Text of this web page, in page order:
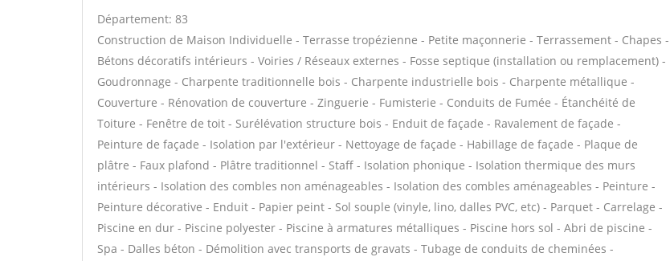
Département: 83
Construction de Maison Individuelle - Terrasse tropézienne - Petite maçonnerie - Terrassement - Chapes -
Bétons décoratifs intérieurs - Voiries / Réseaux externes - Fosse septique (installation ou remplacement) -
Goudronnage - Charpente traditionnelle bois - Charpente industrielle bois - Charpente métallique -
Couverture - Rénovation de couverture - Zinguerie - Fumisterie - Conduits de Fumée - Étanchéité de
Toiture - Fenêtre de toit - Surélévation structure bois - Enduit de façade - Ravalement de façade -
Peinture de façade - Isolation par l'extérieur - Nettoyage de façade - Habillage de façade - Plaque de
plâtre - Faux plafond - Plâtre traditionnel - Staff - Isolation phonique - Isolation thermique des murs
intérieurs - Isolation des combles non aménageables - Isolation des combles aménageables - Peinture -
Peinture décorative - Enduit - Papier peint - Sol souple (vinyle, lino, dalles PVC, etc) - Parquet - Carrelage -
Piscine en dur - Piscine polyester - Piscine à armatures métalliques - Piscine hors sol - Abri de piscine -
Spa - Dalles béton - Démolition avec transports de gravats - Tubage de conduits de cheminées -